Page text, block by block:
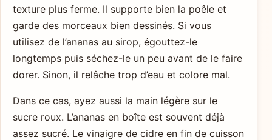
texture plus ferme. Il supporte bien la poêle et
garde des morceaux bien dessinés. Si vous
utilisez de l’ananas au sirop, égouttez-le
longtemps puis séchez-le un peu avant de le faire
dorer. Sinon, il relâche trop d’eau et colore mal.
Dans ce cas, ayez aussi la main légère sur le
sucre roux. L’ananas en boîte est souvent déjà
assez sucré. Le vinaigre de cidre en fin de cuisson